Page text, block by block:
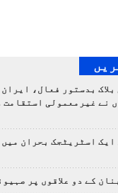
بلاک بدستور فعال،
نے غیرمعمولی استقامت
ایک اسٹریٹجک بحران
کے دو علاقوں پر